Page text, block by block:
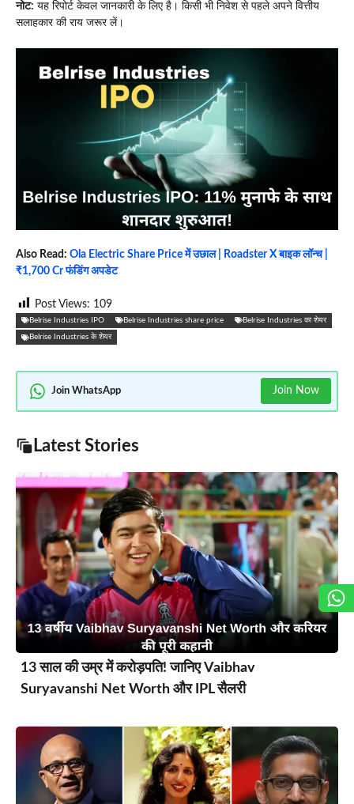
नोट: यह रिपोर्ट केवल जानकारी के लिए है। किसी भी निवेश से पहले अपने वित्तीय
सलाहकार की राय जरूर लें।
Also Read: Ola Electric Share Price में उछाल | Roadster X बाइक लॉन्च |
₹1,700 Cr फंडिंग अपडेट
Post Views: 109
Belrise Industries IPO Belrise Industries share price Belrise Industries का शेयर
Belrise Industries के शेयर
Join WhatsApp Join Now
Latest Stories
13 साल की उम्र में करोड़पति! जानिए Vaibhav
Suryavanshi Net Worth और IPL सैलरी